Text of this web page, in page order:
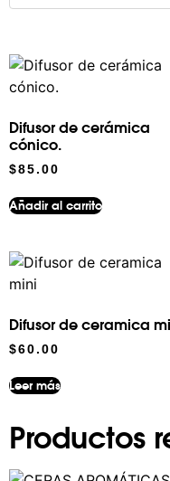
Difusor de cerámica
cónico.
$85.00
Añadir al carrito
Difusor de ceramica
$60.00
Leer más
Productos